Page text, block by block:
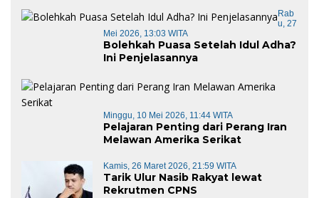
Rab
U, 27
Mei 2026, 13:03 WITA
Bolehkah Puasa Setelah Idul Adha?
Ini Penjelasannya
Minggu, 10 Mei 2026, 11:44 WITA
Pelajaran Penting dari Perang Iran
Melawan Amerika Serikat
Kamis, 26 Maret 2026, 21:59 WITA
Tarik Ulur Nasib Rakyat lewat
Rekrutmen CPNS